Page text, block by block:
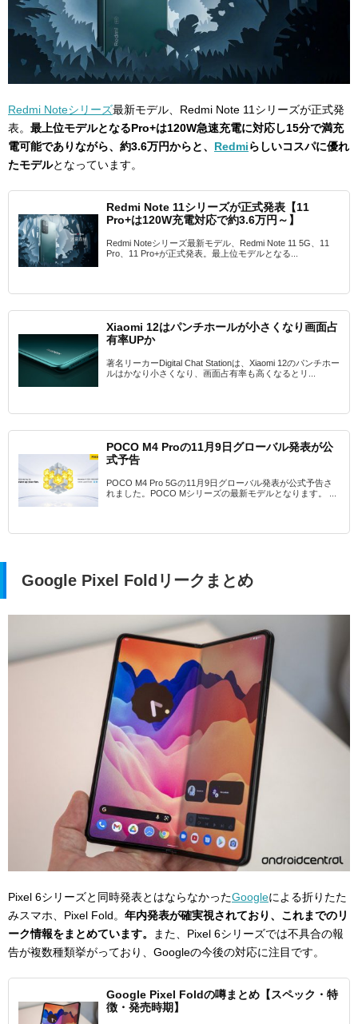
Redmi Noteシリーズ最新モデル、Redmi Note 11シリーズが正式発
表。 最上位モデルとなるPro+は120W急速充電に対応し15分で満充
電可能でありながら、約3.6万円からと、 Redmiらしいコスパに優れ
たモデルとなっています。
Redmi Note 11シリーズが正式発表【11
Pro+は120W充電対応で約3.6万円～】
Redmi Noteシリーズ最新モデル、Redmi Note 11 5G、11
Pro、11 Pro+が正式発表。最上位モデルとなる...
Xiaomi 12はパンチホールが小さくなり画面占
有率UPか
著名リーカーDigital Chat Stationは、Xiaomi 12のパンチホー
ルはかなり小さくなり、画面占有率も高くなるとリ...
POCO M4 Proの11月9日グローバル発表が公
式予告
POCO M4 Pro 5Gの11月9日グローバル発表が公式予告さ
れました。POCO Mシリーズの最新モデルとなります。 ...
Google Pixel Foldリークまとめ
Pixel 6シリーズと同時発表とはならなかったGoogleによる折りたた
みスマホ、Pixel Fold。 年内発表が確実視されており、これまでのリ
ーク情報をまとめています。
また、Pixel 6シリーズでは不具合の報
告が複数種類挙がっており、Googleの今後の対応に注目です。
Google Pixel Foldの噂まとめ【スペック・特
徴・発売時期】